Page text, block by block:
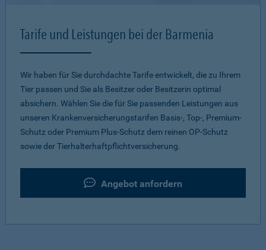
Tarife und Leistungen bei der Barmenia
Wir haben für Sie durchdachte Tarife entwickelt, die zu Ihrem
Tier passen und Sie als Besitzer oder Besitzerin optimal
absichern. Wählen Sie die für Sie passenden Leistungen aus
unseren Krankenversicherungstarifen Basis-, Top-, Premium-
Schutz oder Premium Plus-Schutz dem reinen OP-Schutz
sowie der Tierhalterhaftpflichtversicherung.
Angebot anfordern